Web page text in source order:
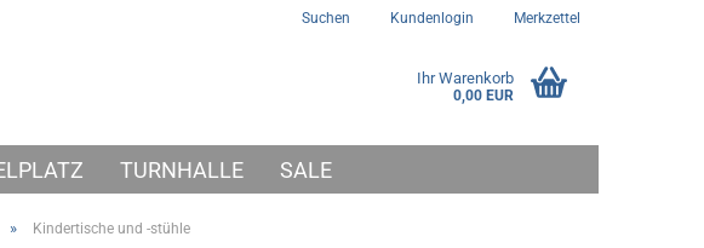
Suchen Kundenlogin Merkzettel
Ihr Warenkorb
0,00 EUR
TURNHALLE SALE
» Kindertische und -stühle